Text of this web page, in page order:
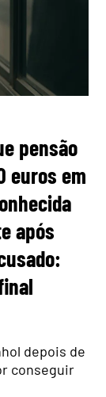
pensão
euros em
após
depois de
conseguir